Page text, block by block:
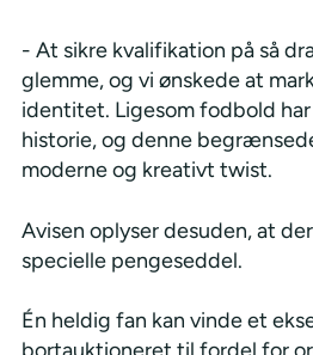
- At sikre kvalifikation på så
glemme, og vi ønskede at
identitet. Ligesom fodbold
historie, og denne
moderne og kreativt twist.
Avisen oplyser desuden, at
specielle pengeseddel.
Én heldig fan kan vinde et